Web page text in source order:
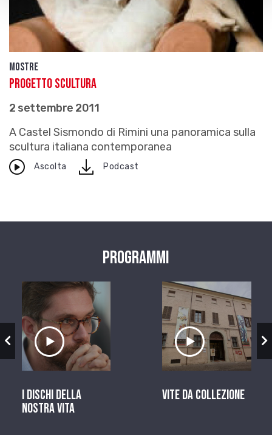
Mostre
Progetto Scultura
2 settembre 2011
A Castel Sismondo di Rimini una panoramica sulla
scultura italiana contemporanea
Ascolta downloadPodcast
Programmi
Ascolta il servizio
I dischi della
nostra vita
Ascolta il
Vite da Collezione